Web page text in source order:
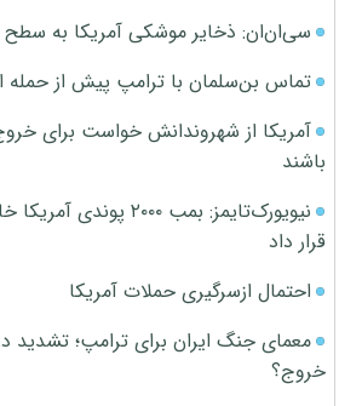
سی‌ان‌ان: ذخایر موشکی آمریکا به
تماس بن‌سلمان با ترامپ پیش از حمله
آمریکا از شهروندانش خواست برای خروج
باشند
نیویورک‌تایمز: بمب
قرار داد
احتمال ازسرگیری حملات آمریکا
معمای جنگ ایران برای ترامپ؛ تشدید
خروج؟